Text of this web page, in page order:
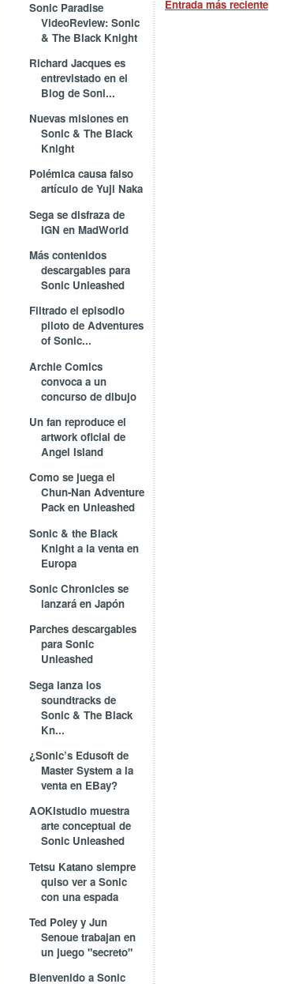
Sonic Paradise
VideoReview: Sonic
& The Black Knight
Richard Jacques es
entrevistado en el
Blog de Soni...
Nuevas misiones en
Sonic & The Black
Knight
Polémica causa falso
artículo de Yuji Naka
Sega se disfraza de
IGN en MadWorld
Más contenidos
descargables para
Sonic Unleashed
Filtrado el episodio
piloto de Adventures
of Sonic...
Archie Comics
convoca a un
concurso de dibujo
Un fan reproduce el
artwork oficial de
Angel Island
Como se juega el
Chun-Nan Adventure
Pack en Unleashed
Sonic & the Black
Knight a la venta en
Europa
Sonic Chronicles se
lanzará en Japón
Parches descargables
para Sonic
Unleashed
Sega lanza los
soundtracks de
Sonic & The Black
Kn...
¿Sonic’s Edusoft de
Master System a la
venta en EBay?
AOKIstudio muestra
arte conceptual de
Sonic Unleashed
Tetsu Katano siempre
quiso ver a Sonic
con una espada
Ted Poley y Jun
Senoue trabajan en
un juego "secreto"
Bienvenido a Sonic
Entrada más reciente